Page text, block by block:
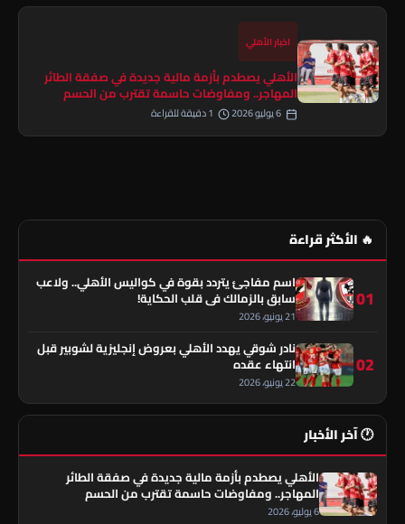
اخبار الأهلي
الأهلي يصطدم بأزمة مالية جديدة في صفقة الطائر
المهاجر.. ومفاوضات حاسمة تقترب من الحسم
🔥 الأكثر قراءة
01
اسم مفاجئ يتردد بقوة في كواليس الأهلي.. ولاعب
سابق بالزمالك في قلب الحكاية!
21 يونيو، 2026
02
نادر شوقي يهدد الأهلي بعروض إنجليزية لشوبير قبل
انتهاء عقده
22 يونيو، 2026
🕐 آخر الأخبار
الأهلي يصطدم بأزمة مالية جديدة في صفقة الطائر
المهاجر.. ومفاوضات حاسمة تقترب من الحسم
6 يوليو، 2026